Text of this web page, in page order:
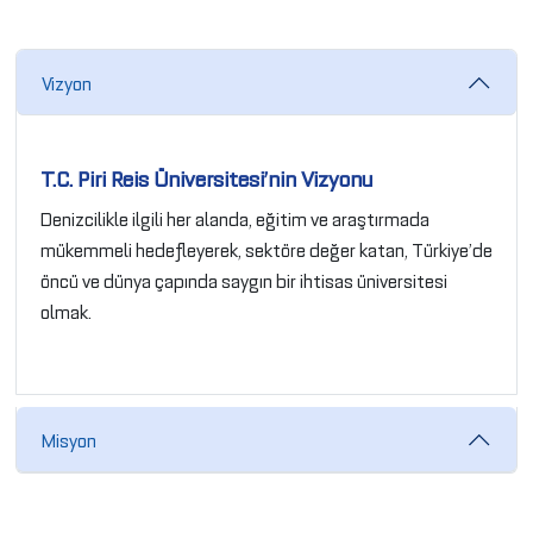
Vizyon
T.C. Piri Reis Üniversitesi’nin Vizyonu
Denizcilikle ilgili her alanda, eğitim ve araştırmada
mükemmeli hedefleyerek, sektöre değer katan, Türkiye’de
öncü ve dünya çapında saygın bir ihtisas üniversitesi
olmak.
Misyon